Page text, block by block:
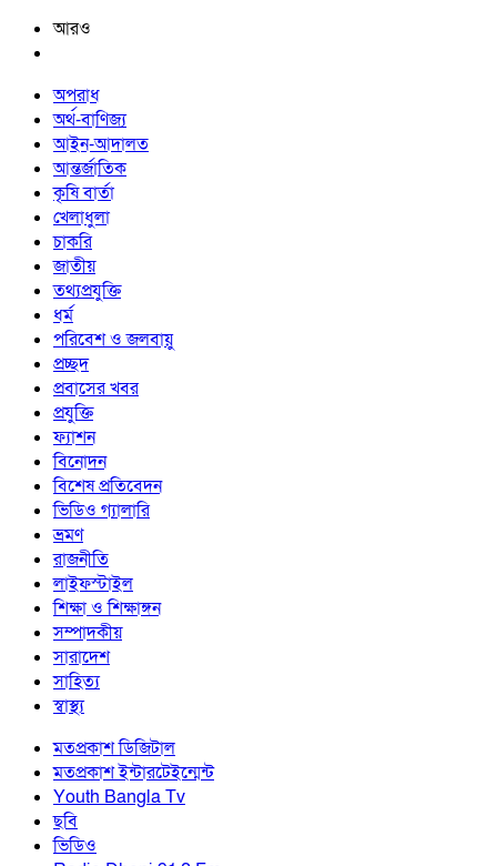
আরও
অপরাধ
অর্থ-বাণিজ্য
আইন-আদালত
আন্তর্জাতিক
কৃষি বার্তা
খেলাধুলা
চাকরি
জাতীয়
তথ্যপ্রযুক্তি
ধর্ম
পরিবেশ ও জলবায়ু
প্রচ্ছদ
প্রবাসের খবর
প্রযুক্তি
ফ্যাশন
বিনোদন
বিশেষ প্রতিবেদন
ভিডিও গ্যালারি
ভ্রমণ
রাজনীতি
লাইফস্টাইল
শিক্ষা ও শিক্ষাঙ্গন
সম্পাদকীয়
সারাদেশ
সাহিত্য
স্বাস্থ্য
মতপ্রকাশ ডিজিটাল
মতপ্রকাশ ইন্টারটেইন্মেন্ট
Youth Bangla Tv
ছবি
ভিডিও